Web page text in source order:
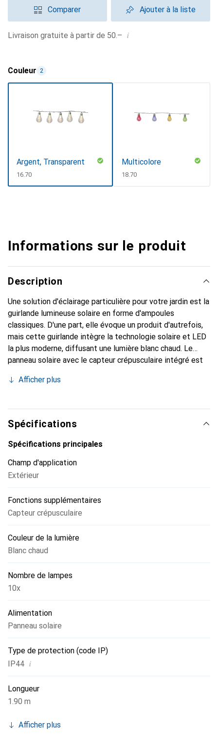
Comparer Ajouter à la liste
Livraison gratuite à partir de 50.– i
Couleur 2
Argent, Transparent
CHF
16.70
Multicolore
CHF
18.70
Informations sur le produit
Description
Une solution d'éclairage particulière pour votre jardin est la
guirlande lumineuse solaire en forme d'ampoules
classiques. D'une part, elle évoque un produit d'autrefois,
mais cette guirlande intègre la technologie solaire et LED
la plus moderne, diffusant une lumière blanc chaud. Le
panneau solaire avec le capteur crépusculaire intégré est
ampoules, disposées à une distance de 20 cm les unes des
lumière du soleil et de la lumière du jour.
Afficher plus
Spécifications
Spécifications principales
Champ d'application
Extérieur
Fonctions supplémentaires
Capteur crépusculaire
Couleur de la lumière
Blanc chaud
Nombre de lampes
10x
Alimentation
Panneau solaire
Type de protection (code IP)
IP44 i
Longueur
1.90 m
Afficher plus